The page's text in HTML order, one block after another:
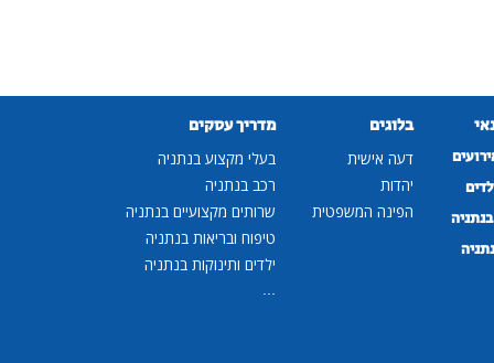
בלוגים
דעה אישית
יהדות
הפינה המשפטית
מדריך עסקים
בעלי מקצוע בנתניה
רכב בנתניה
שרותים מקצועיים בנתניה
טיפוח ובריאות בנתניה
ילדים ותינוקות בנתניה